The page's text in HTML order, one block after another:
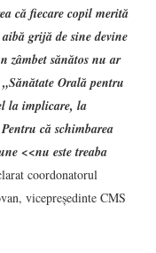
că fiecare copil merită
grijă de sine devine
zâmbet sănătos nu ar
Orală pentru
la implicare, la
că schimbarea
<<nu este treaba
coordonatorul
vicepreședinte CMS